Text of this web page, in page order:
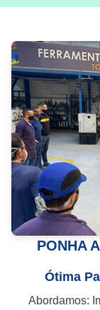
PONHA
Ótima
Abordamos: